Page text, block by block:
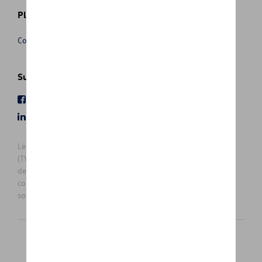
Plus d'informations
Conditions de vente
Suivez nous
Les prix affichés sur le présent site sont des prix recommandés
(TVAc), hors éventuels frais de montage. Pour connaitre le prix
de vente actuel et les éventuels frais de montage, veuillez
contacter votre concessionnaire/agent. Les prix recommandés
sont sujets à des changements sans préavis.